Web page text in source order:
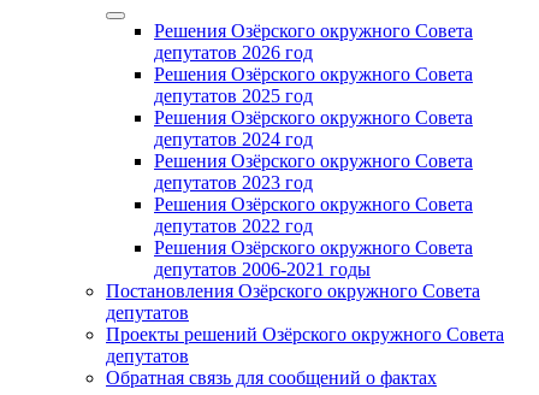
Решения Озёрского окружного Совета
депутатов 2026 год
Решения Озёрского окружного Совета
депутатов 2025 год
Решения Озёрского окружного Совета
депутатов 2024 год
Решения Озёрского окружного Совета
депутатов 2023 год
Решения Озёрского окружного Совета
депутатов 2022 год
Решения Озёрского окружного Совета
депутатов 2006-2021 годы
Постановления Озёрского окружного Совета
депутатов
Проекты решений Озёрского окружного Совета
депутатов
Обратная связь для сообщений о фактах